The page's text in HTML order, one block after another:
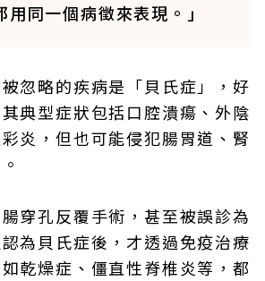
用同一個病徵來表現。」
忽略的疾病是「貝氏症」，好
典型症狀包括口腔潰瘍、外陰
炎，但也可能侵犯腸胃道、腎
穿孔反覆手術，甚至被誤診為
為貝氏症後，才透過免疫治療
乾燥症、僵直性脊椎炎等，都